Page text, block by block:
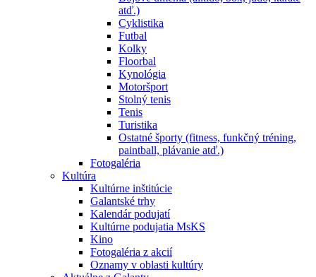
atď.)
Cyklistika
Futbal
Kolky
Floorbal
Kynológia
Motoršport
Stolný tenis
Tenis
Turistika
Ostatné športy (fitness, funkčný tréning,
paintball, plávanie atď.)
Fotogaléria
Kultúra
Kultúrne inštitúcie
Galantské trhy
Kalendár podujatí
Kultúrne podujatia MsKS
Kino
Fotogaléria z akcií
Oznamy v oblasti kultúry